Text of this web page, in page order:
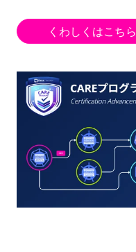
くわしくはこちら